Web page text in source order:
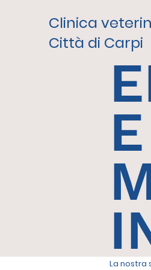
Clinica
Città di Carpi
La nostra